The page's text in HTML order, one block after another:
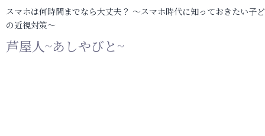
スマホは何時間までなら大丈夫？ ～スマホ時代に知っておきたい子
の近視対策～
芦屋人~あしやびと~